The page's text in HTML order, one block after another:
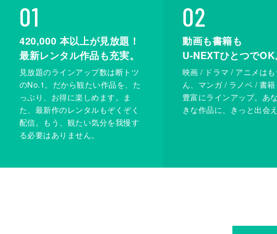
01
420,000 本以上が見放題！
最新レンタル作品も充実。
見放題のラインアップ数は断トツ
のNo.1。だから観たい作品を、た
っぷり、お得に楽しめます。ま
た、最新作のレンタルもぞくぞく
配信。もう、観たい気分を我慢す
る必要はありません。
02
動画も書籍も
U-NEXTひとつでOK
映画 / ドラマ / アニメはも
ん、マンガ / ラノベ / 書
豊富にラインアップ。あ
きな作品に、きっと出会え